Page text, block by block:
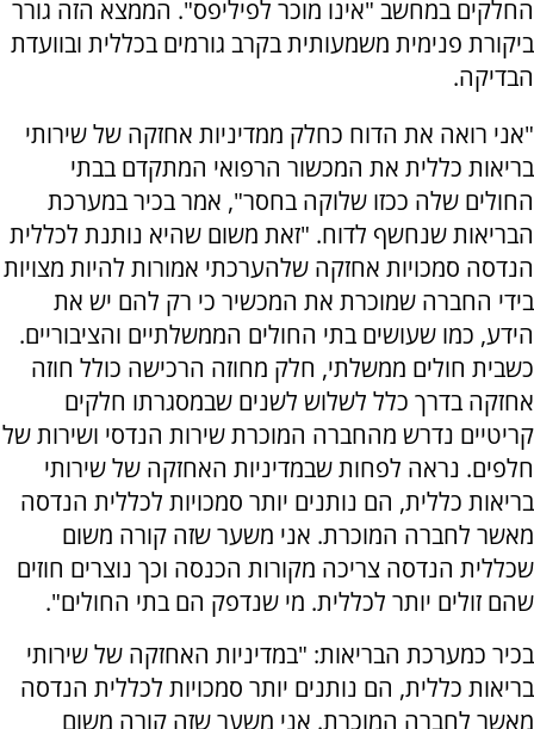
החלקים במחשב "אינו מוכר לפיליפס". הממצא הזה גורר
ביקורת פנימית משמעותית בקרב גורמים בכללית ובוועדת
הבדיקה.
"אני רואה את הדוח כחלק ממדיניות אחזקה של שירותי
בריאות כללית את המכשור הרפואי המתקדם בבתי
החולים שלה ככזו שלוקה בחסר", אמר בכיר במערכת
הבריאות שנחשף לדוח. "זאת משום שהיא נותנת לכללית
הנדסה סמכויות אחזקה שלהערכתי אמורות להיות מצויות
בידי החברה שמוכרת את המכשיר כי רק להם יש את
הידע, כמו שעושים בתי החולים הממשלתיים והציבוריים.
כשבית חולים ממשלתי, חלק מחוזה הרכישה כולל חוזה
אחזקה בדרך כלל לשלוש לשנים שבמסגרתו חלקים
קריטיים נדרש מהחברה המוכרת שירות הנדסי ושירות של
חלפים. נראה לפחות שבמדיניות האחזקה של שירותי
בריאות כללית, הם נותנים יותר סמכויות לכללית הנדסה
מאשר לחברה המוכרת. אני משער שזה קורה משום
שכללית הנדסה צריכה מקורות הכנסה וכך נוצרים חוזים
שהם זולים יותר לכללית. מי שנדפק הם בתי החולים".
בכיר כמערכת הבריאות: "במדיניות האחזקה של שירותי
בריאות כללית, הם נותנים יותר סמכויות לכללית הנדסה
מאשר לחברה המוכרת. אני משער שזה קורה משום